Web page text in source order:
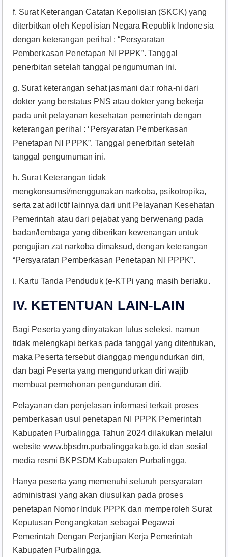
f. Surat Keterangan Catatan Kepolisian (SKCK) yang
diterbitkan oleh Kepolisian Negara Republik Indonesia
dengan keterangan perihal : “Persyaratan
Pemberkasan Penetapan NI PPPK”. Tanggal
penerbitan setelah tanggal pengumuman ini.
g. Surat keterangan sehat jasmani da:r roha-ni dari
dokter yang berstatus PNS atau dokter yang bekerja
pada unit pelayanan kesehatan pemerintah dengan
keterangan perihal : ‘Persyaratan Pemberkasan
Penetapan NI PPPK”. Tanggal penerbitan setelah
tanggal pengumuman ini.
h. Surat Keterangan tidak
mengkonsumsi/menggunakan narkoba, psikotropika,
serta zat adilctif lainnya dari unit Pelayanan Kesehatan
Pemerintah atau dari pejabat yang berwenang pada
badan/lembaga yang diberikan kewenangan untuk
pengujian zat narkoba dimaksud, dengan keterangan
“Persyaratan Pemberkasan Penetapan NI PPPK”.
i. Kartu Tanda Penduduk (e-KTPi yang masih beriaku.
IV. KETENTUAN LAIN-LAIN
Bagi Peserta yang dinyatakan lulus seleksi, namun
tidak melengkapi berkas pada tanggal yang ditentukan,
maka Peserta tersebut dianggap mengundurkan diri,
dan bagi Peserta yang mengundurkan diri wajib
membuat permohonan pengunduran diri.
Pelayanan dan penjelasan informasi terkait proses
pemberkasan usul penetapan NI PPPK Pemerintah
Kabupaten Purbalingga Tahun 2024 dilakukan melalui
website www.bþsdm.purbalinggakab.go.id dan sosial
media resmi BKPSDM Kabupaten Purbalingga.
Hanya peserta yang memenuhi seluruh persyaratan
administrasi yang akan diusulkan pada proses
penetapan Nomor Induk PPPK dan memperoleh Surat
Keputusan Pengangkatan sebagai Pegawai
Pemerintah Dengan Perjanjian Kerja Pemerintah
Kabupaten Purbalingga.